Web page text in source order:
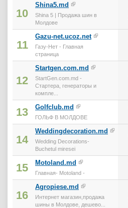
10
Shina5.md
Shina 5 | Продажа шин в
Молдове
11
Gazu-net.ucoz.net
Газу-Нет - Главная
страница
12
Startgen.com.md
StartGen.com.md -
Стартера, генераторы и
компле...
13 Golfclub.md
ГОЛЬФ В МОЛДОВЕ
14
Weddingdecoration.md
Wedding Decorations-
Buchetul miresei
15 Motoland.md
Главная- Motoland -
16
Agropiese.md
Интернет магазин,продажа
шины в Молдове, дешево...